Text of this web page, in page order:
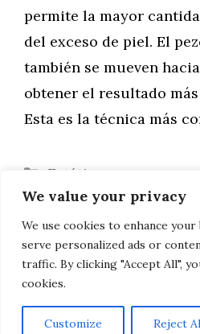
We value your privacy
We use cookies to enhance
serve personalized ads or
traffic. By clicking "Accept All",
cookies.
Customize Reject
permite la mayor
del exceso de piel. El
también se mueven
obtener el resultado
Esta es la técnica más
Categorías
Estética
Aumento de pecho:
¿Cómo se realiza la
pecho?